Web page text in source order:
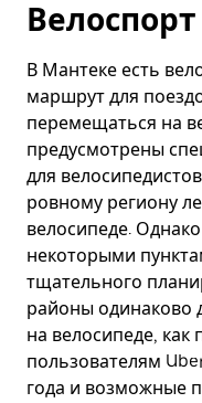
Велоспорт
В Мантеке есть
маршрут для
перемещаться на
предусмотрены
для
ровному региону
велосипеде.
некоторыми
тщательного
районы одинаково
на велосипеде, как
пользователям
года и возможные